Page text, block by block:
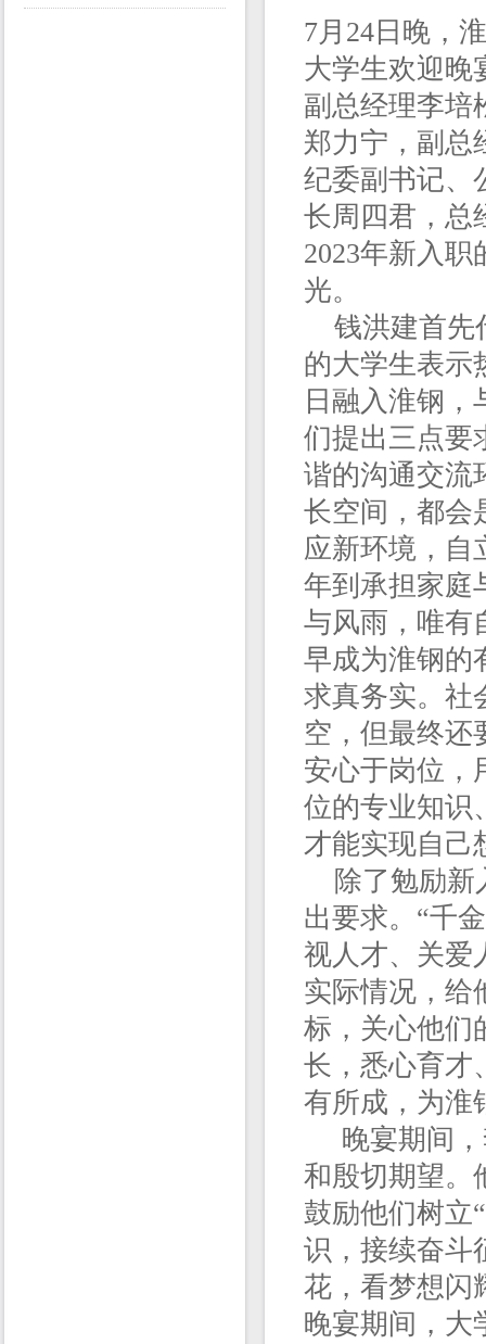
7月24日晚，
大学生欢迎晚
副总经理李培
郑力宁，副总
纪委副书记、
长周四君，总
2023年新入
光。
钱洪建首先
的大学生表示
日融入淮钢
们提出三点要
谐的沟通交流
长空间，都会
应新环境，自
年到承担家庭
与风雨，唯有
早成为淮钢的
求真务实。社
空，但最终还
安心于岗位，
位的专业知识
才能实现自己
除了勉励新
出要求。“千
视人才、关爱
实际情况，给
标，关心他们
长，悉心育才
有所成，为淮
晚宴期间，
和殷切期望。
鼓励他们树立
识，接续奋斗
花，看梦想闪
晚宴期间，大